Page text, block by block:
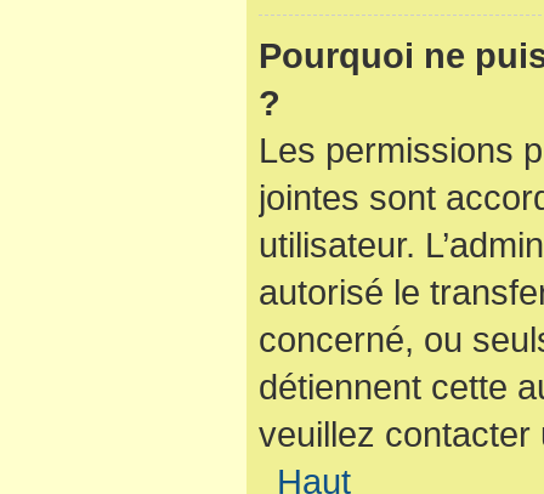
Pourquoi ne
?
Les permissions
jointes sont
utilisateur.
autorisé le
concerné, ou
détiennent cette
veuillez contacter
Haut